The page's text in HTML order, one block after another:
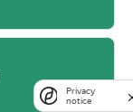
Privacy
notice